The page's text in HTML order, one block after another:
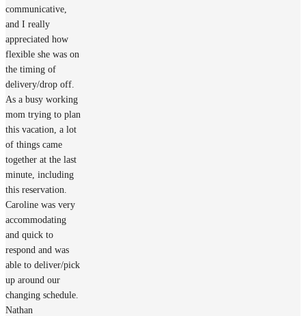
communicative,
and I really
appreciated how
flexible she was on
the timing of
delivery/drop off.
As a busy working
mom trying to plan
this vacation, a lot
of things came
together at the last
minute, including
this reservation.
Caroline was very
accommodating
and quick to
respond and was
able to deliver/pick
up around our
changing schedule.
Nathan